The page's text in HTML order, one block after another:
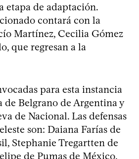
etapa de adaptación.
contará con la
Martínez, Cecilia Gómez
que regresan a la
para esta instancia
de Belgrano de Argentina y
de Nacional. Las defensas
son: Daiana Farías de
Stephanie Tregartten de
de Pumas de México,